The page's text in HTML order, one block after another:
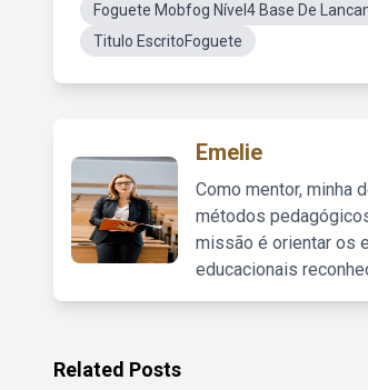
Foguete Mobfog Nível4 Base De
Titulo EscritoFoguete
Emelie
Como mentor, minha
métodos
missão é orientar os
educacionais
Related Posts